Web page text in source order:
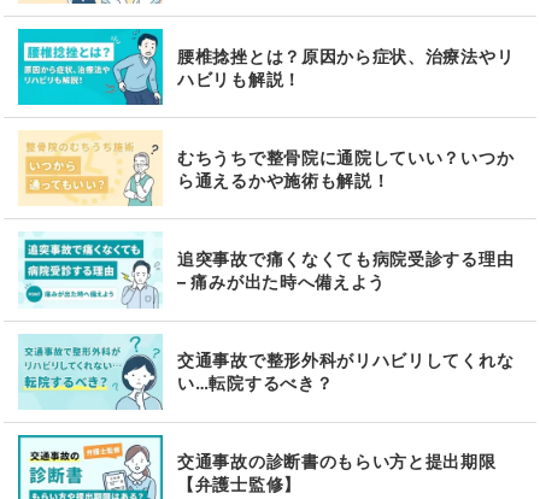
腰椎捻挫とは？原因から症状、治療法やリ
ハビリも解説！
むちうちで整骨院に通院していい？いつか
ら通えるかや施術も解説！
追突事故で痛くなくても病院受診する理由
– 痛みが出た時へ備えよう
交通事故で整形外科がリハビリしてくれな
い…転院するべき？
交通事故の診断書のもらい方と提出期限
【弁護士監修】